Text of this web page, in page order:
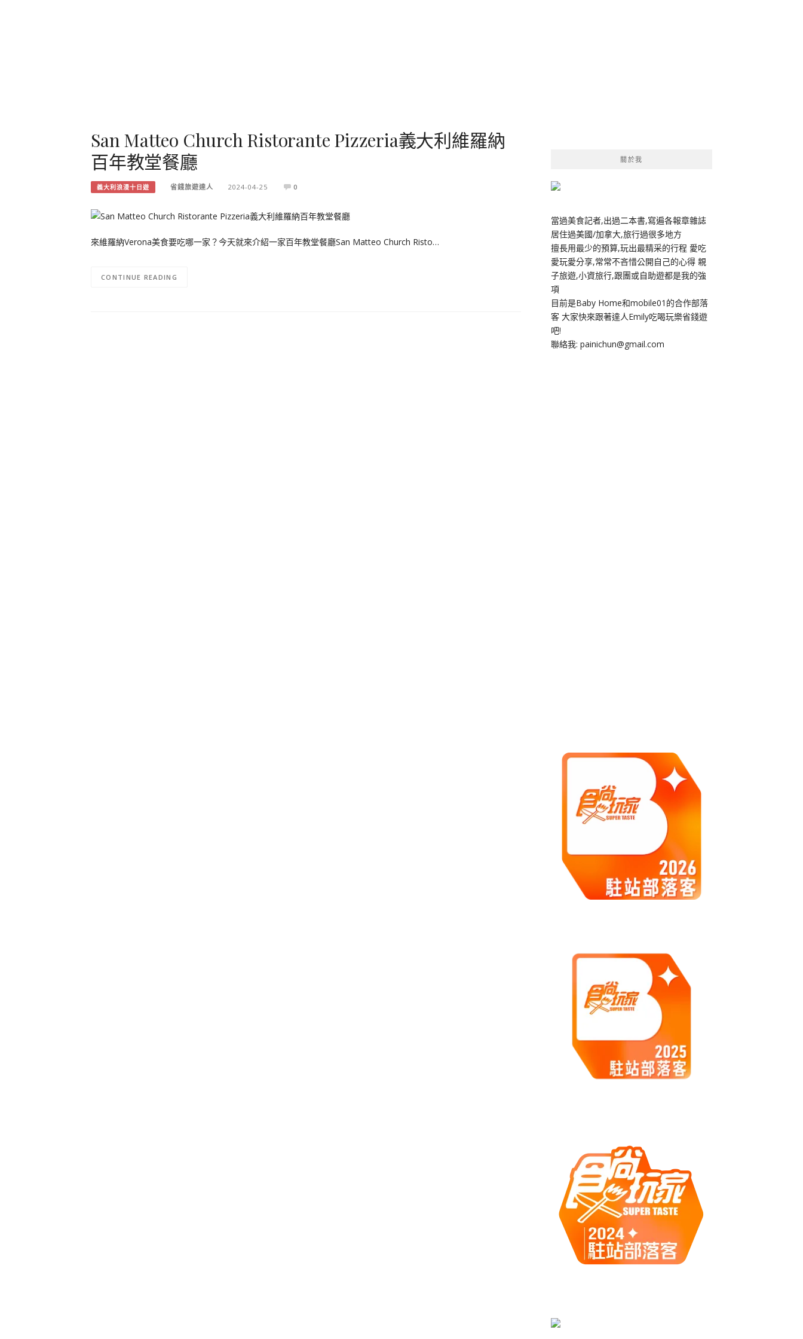
San Matteo Church Ristorante Pizzeria義大利維羅納
百年教堂餐廳
義大利浪漫十日遊 省錢旅遊達人 2024-04-25 0
來維羅納Verona美食要吃哪一家？今天就來介紹一家百年教堂餐廳San Matteo Church Risto…
CONTINUE READING
關於我
當過美食記者,出過二本書,寫遍各報章雜誌
居住過美國/加拿大,旅行過很多地方
擅長用最少的預算,玩出最精采的行程 愛吃
愛玩愛分享,常常不吝惜公開自己的心得 親
子旅遊,小資旅行,跟團或自助遊都是我的強
項
目前是Baby Home和mobile01的合作部落
客 大家快來跟著達人Emily吃喝玩樂省錢遊
吧!
聯絡我: painichun@gmail.com